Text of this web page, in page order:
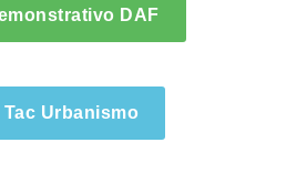
DAF
Tac Urbanismo